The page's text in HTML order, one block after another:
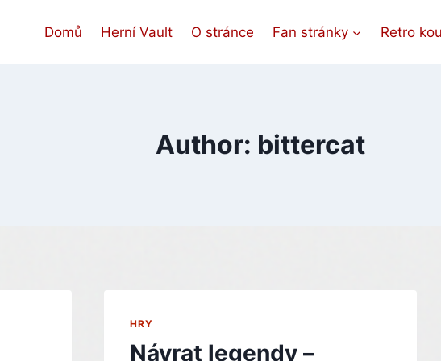
Domů Herní Vault O stránce Fan stránky Retro
Author: bittercat
HRY
Návrat legendy –